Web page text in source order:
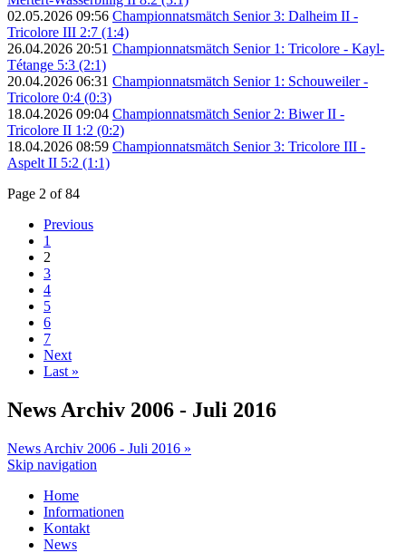
02.05.2026 09:56 Championnatsmätch Senior 3: Dalheim II -
Tricolore III 2:7 (1:4)
26.04.2026 20:51 Championnatsmätch Senior 1: Tricolore - Kayl-
Tétange 5:3 (2:1)
20.04.2026 06:31 Championnatsmätch Senior 1: Schouweiler -
Tricolore 0:4 (0:3)
18.04.2026 09:04 Championnatsmätch Senior 2: Biwer II -
Tricolore II 1:2 (0:2)
18.04.2026 08:59 Championnatsmätch Senior 3: Tricolore III -
Aspelt II 5:2 (1:1)
Page 2 of 84
Previous
1
2
3
4
5
6
7
Next
Last »
News Archiv 2006 - Juli 2016
News Archiv 2006 - Juli 2016 »
Skip navigation
Home
Informationen
Kontakt
News